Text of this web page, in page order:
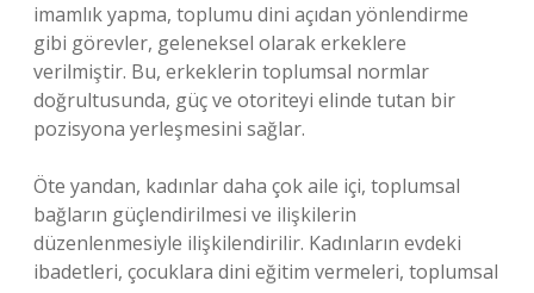
imamlık yapma, toplumu dini açıdan yönlendirme
gibi görevler, geleneksel olarak erkeklere
verilmiştir. Bu, erkeklerin toplumsal normlar
doğrultusunda, güç ve otoriteyi elinde tutan bir
pozisyona yerleşmesini sağlar.
Öte yandan, kadınlar daha çok aile içi, toplumsal
bağların güçlendirilmesi ve ilişkilerin
düzenlenmesiyle ilişkilendirilir. Kadınların evdeki
ibadetleri, çocuklara dini eğitim vermeleri, toplumsal